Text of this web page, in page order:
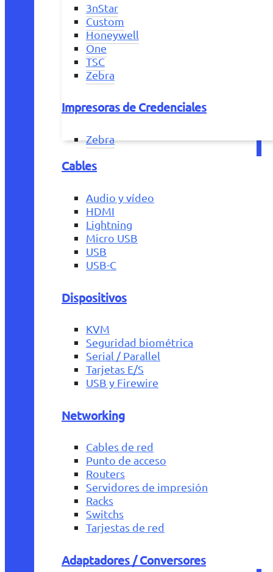
3nStar
Custom
Honeywell
One
TSC
Zebra
Impresoras de Credenciales
Zebra
Cables
Audio y vídeo
HDMI
Lightning
Micro USB
USB
USB-C
Dispositivos
KVM
Seguridad biométrica
Serial / Parallel
Tarjetas E/S
USB y Firewire
Networking
Cables de red
Punto de acceso
Routers
Servidores de impresión
Racks
Switchs
Tarjestas de red
Adaptadores / Conversores